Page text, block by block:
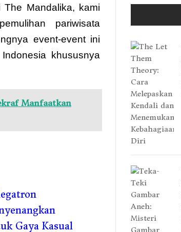
Mandalika, kami
pariwisata
event-event ini
khususnya
Manfaatkan
Gaya Kasual